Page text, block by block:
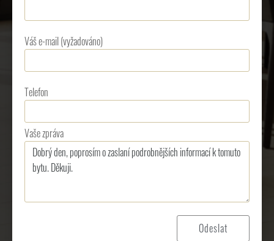
Váš e-mail (vyžadováno)
Telefon
Vaše zpráva